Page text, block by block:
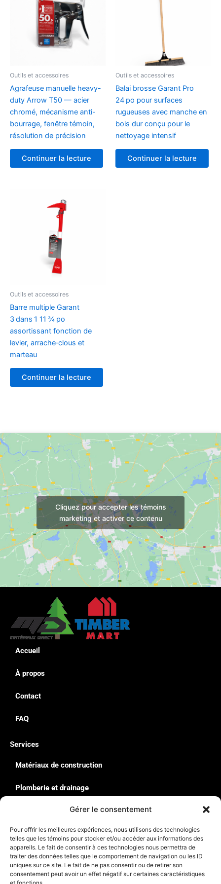
Gérer le consentement
Pour offrir les meilleures expériences, nous utilisons des technologies
telles que les témoins pour stocker et/ou accéder aux informations des
appareils. Le fait de consentir à ces technologies nous permettra de
traiter des données telles que le comportement de navigation ou les ID
uniques sur ce site. Le fait de ne pas consentir ou de retirer son
consentement peut avoir un effet négatif sur certaines caractéristiques
Outils et accessoires
Agrafeuse manuelle heavy-
duty Arrow T50 — acier
chromé, mécanisme anti-
bourrage, fenêtre témoin,
résolution de précision
Continuer la lecture
Outils et accessoires
Balai brosse Garant Pro
24 po pour surfaces
rugueuses avec manche en
bois dur conçu pour le
nettoyage intensif
Continuer la lecture
Outils et accessoires
Barre multiple Garant
3 dans 1 11 ¾ po
assortissant fonction de
levier, arrache‑clous et
marteau
Continuer la lecture
Cliquez pour accepter les témoins
marketing et activer ce contenu
Accueil
À propos
Contact
FAQ
Services
Matériaux de construction
Plomberie et drainage
Quincaillerie & Équipement
Solutions de rangement : Rousseau
Contact
135, Avenue du Parc de l’Innovation La-Pocatière G0R